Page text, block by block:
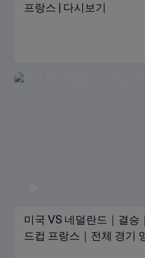
프랑스 | 다시보기
미국 VS 네덜란드｜결승
드컵 프랑스｜전체 경기